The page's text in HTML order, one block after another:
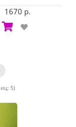
1670 р.
5)